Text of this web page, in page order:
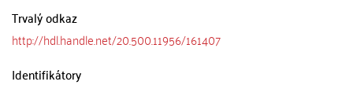
Trvalý odkaz
http://hdl.handle.net/20.500.11956/161407
Identifikátory